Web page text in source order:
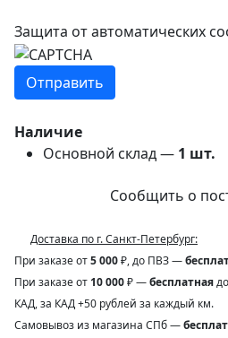
Защита от автоматических
Наличие
Основной склад — 1 шт.
Сообщить о
Доставка по г. Санкт-Петербург:
При заказе от5 000₽, до ПВЗ —
При заказе от 10 000₽ —бесплатная
КАД, за КАД +50 рублей за каждый км.
Самовывоз из магазина СПб —